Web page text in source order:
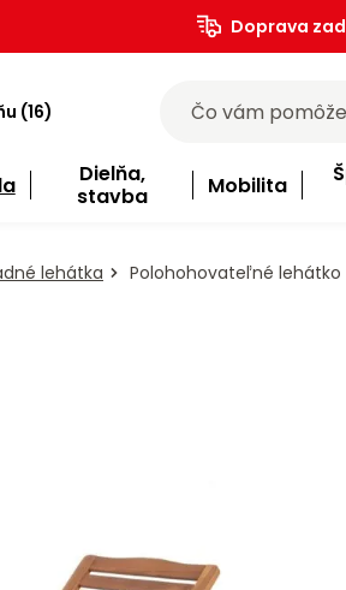
Doprava
(16)
Dielňa,
stavba
Mobilita
lehátka Polohohovateľné lehátko -